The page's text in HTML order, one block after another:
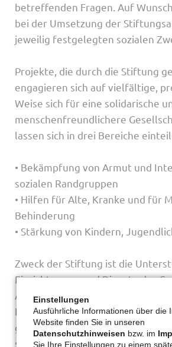
betreffenden Fragen. Auf
bei der Umsetzung der
jeweilig festgelegten sozialen
Projekte, die durch die Stiftung
engagieren sich auf vielfältige,
Weise sich für eine solidarische
menschenfreundlichere
lassen sich in drei Bereiche
• Bekämpfung von Armut und
sozialen Randgruppen
• Hilfen für Alte, Kranke und für
Behinderung
• Stärkung von Kindern,
Zweck der Stiftung ist die
Einrichtungen und Dienste der
Aachen, die finanzielle aber auch
Förderung von ehren- und
getragenen Maßnahmen vor Ort.
sie Zustiftungen und Spenden die
Einstellungen
Ausführliche Informationen über die
Website finden Sie in unseren
Datenschutzhinweisen bzw. im
Sie Ihre Einstellungen zu einem